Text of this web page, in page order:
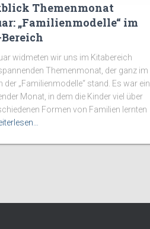
Themenmonat
„Familienmodelle“ im
widmeten wir uns im Kitabereich
Themenmonat, der ganz im
der „Familienmodelle“ stand. Es war ein
Monat, in dem die Kinder viel über
Formen von Familien lernten